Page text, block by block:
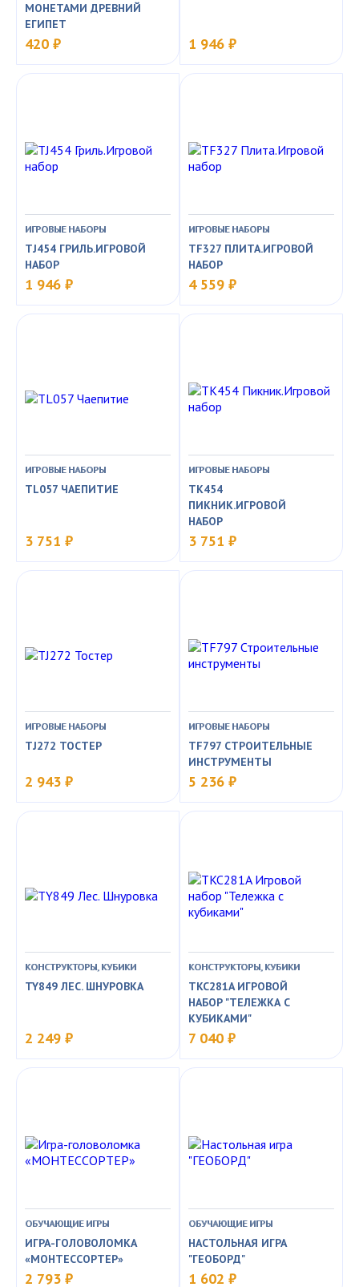
МОНЕТАМИ ДРЕВНИЙ
ЕГИПЕТ
420 ₽ 1 946 ₽
ИГРОВЫЕ НАБОРЫ
TJ454 ГРИЛЬ.ИГРОВОЙ
НАБОР
1 946 ₽
ИГРОВЫЕ НАБОРЫ
TF327 ПЛИТА.ИГРОВОЙ
НАБОР
4 559 ₽
ИГРОВЫЕ НАБОРЫ
TL057 ЧАЕПИТИЕ
3 751 ₽
ИГРОВЫЕ НАБОРЫ
TK454
ПИКНИК.ИГРОВОЙ
НАБОР
3 751 ₽
ИГРОВЫЕ НАБОРЫ
TJ272 ТОСТЕР
2 943 ₽
ИГРОВЫЕ НАБОРЫ
TF797 СТРОИТЕЛЬНЫЕ
ИНСТРУМЕНТЫ
5 236 ₽
КОНСТРУКТОРЫ, КУБИКИ
TY849 ЛЕС. ШНУРОВКА
2 249 ₽
КОНСТРУКТОРЫ, КУБИКИ
TKC281A ИГРОВОЙ
НАБОР "ТЕЛЕЖКА С
КУБИКАМИ"
7 040 ₽
ОБУЧАЮЩИЕ ИГРЫ
ИГРА-ГОЛОВОЛОМКА
«МОНТЕССОРТЕР»
2 793 ₽
ОБУЧАЮЩИЕ ИГРЫ
НАСТОЛЬНАЯ ИГРА
"ГЕОБОРД"
1 602 ₽